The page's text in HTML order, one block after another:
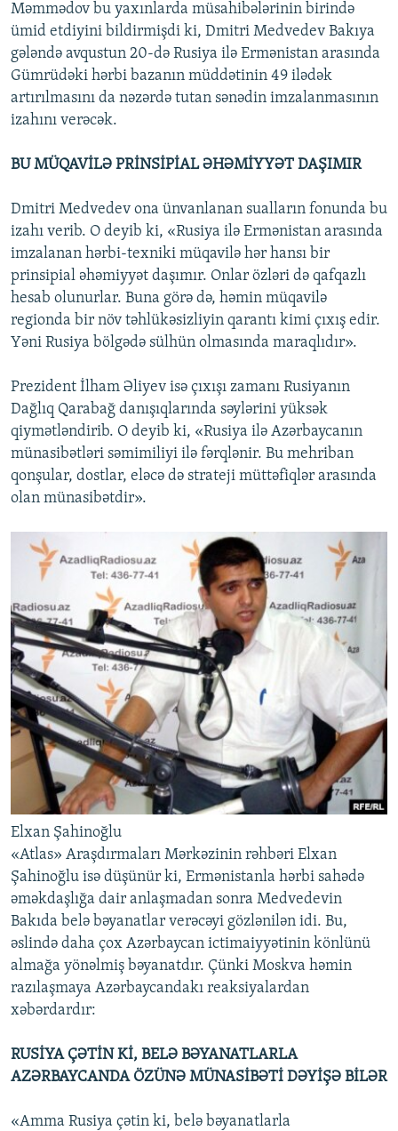
Məmmədov bu yaxınlarda müsahibələrinin birində
ümid etdiyini bildirmişdi ki, Dmitri Medvedev Bakıya
gələndə avqustun 20-də Rusiya ilə Ermənistan arasında
Gümrüdəki hərbi bazanın müddətinin 49 ilədək
artırılmasını da nəzərdə tutan sənədin imzalanmasının
izahını verəcək.
BU MÜQAVİLƏ PRİNSİPİAL ƏHƏMİYYƏT DAŞIMIR
Dmitri Medvedev ona ünvanlanan sualların fonunda bu
izahı verib. O deyib ki, «Rusiya ilə Ermənistan arasında
imzalanan hərbi-texniki müqavilə hər hansı bir
prinsipial əhəmiyyət daşımır. Onlar özləri də qafqazlı
hesab olunurlar. Buna görə də, həmin müqavilə
regionda bir növ təhlükəsizliyin qarantı kimi çıxış edir.
Yəni Rusiya bölgədə sülhün olmasında maraqlıdır».
Prezident İlham Əliyev isə çıxışı zamanı Rusiyanın
Dağlıq Qarabağ danışıqlarında səylərini yüksək
qiymətləndirib. O deyib ki, «Rusiya ilə Azərbaycanın
münasibətləri səmimiliyi ilə fərqlənir. Bu mehriban
qonşular, dostlar, eləcə də strateji müttəfiqlər arasında
olan münasibətdir».
Elxan Şahinoğlu
«Atlas» Araşdırmaları Mərkəzinin rəhbəri Elxan
Şahinoğlu isə düşünür ki, Ermənistanla hərbi sahədə
əməkdaşlığa dair anlaşmadan sonra Medvedevin
Bakıda belə bəyanatlar verəcəyi gözlənilən idi. Bu,
əslində daha çox Azərbaycan ictimaiyyətinin könlünü
almağa yönəlmiş bəyanatdır. Çünki Moskva həmin
razılaşmaya Azərbaycandakı reaksiyalardan
xəbərdardır:
RUSİYA ÇƏTİN Kİ, BELƏ BƏYANATLARLA
AZƏRBAYCANDA ÖZÜNƏ MÜNASİBƏTİ DƏYİŞƏ BİLƏR
«Amma Rusiya çətin ki, belə bəyanatlarla